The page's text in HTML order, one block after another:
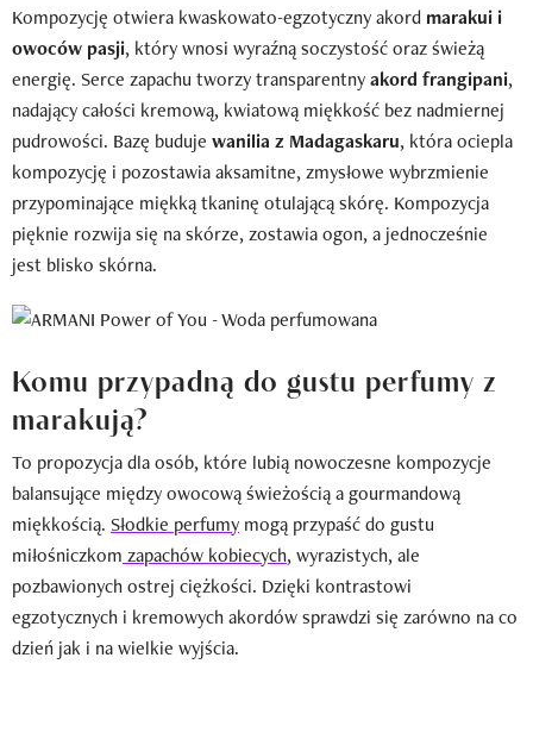
Kompozycję otwiera kwaskowato-egzotyczny akord marakui i
owoców pasji, który wnosi wyraźną soczystość oraz świeżą
energię. Serce zapachu tworzy transparentnyakord frangipani,
nadający całości kremową, kwiatową miękkość bez nadmiernej
pudrowości. Bazę buduje wanilia z Madagaskaru, która ociepla
kompozycję i pozostawia aksamitne, zmysłowe wybrzmienie
przypominające miękką tkaninę otulającą skórę. Kompozycja
pięknie rozwija się na skórze, zostawia ogon, a jednocześnie
jest blisko skórna.
Komu przypadną do gustu perfumy z
marakują?
To propozycja dla osób, które lubią nowoczesne kompozycje
balansujące między owocową świeżością a gourmandową
miękkością. Słodkie perfumy mogą przypaść do gustu
miłośniczkom zapachów kobiecych, wyrazistych, ale
pozbawionych ostrej ciężkości. Dzięki kontrastowi
egzotycznych i kremowych akordów sprawdzi się zarówno na co
dzień jak i na wielkie wyjścia.